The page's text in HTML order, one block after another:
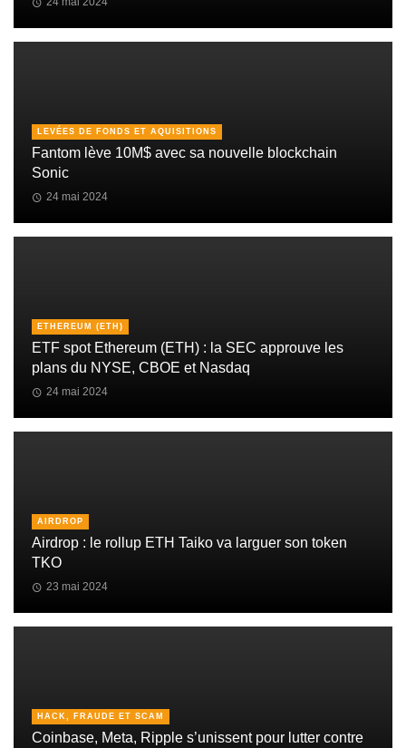
LEVÉES DE FONDS ET AQUISITIONS
Fantom lève 10M$ avec sa nouvelle blockchain
Sonic
24 mai 2024
ETHEREUM (ETH)
ETF spot Ethereum (ETH) : la SEC approuve les
plans du NYSE, CBOE et Nasdaq
24 mai 2024
AIRDROP
Airdrop : le rollup ETH Taiko va larguer son token
TKO
23 mai 2024
HACK, FRAUDE ET SCAM
Coinbase, Meta, Ripple s’unissent pour lutter contre